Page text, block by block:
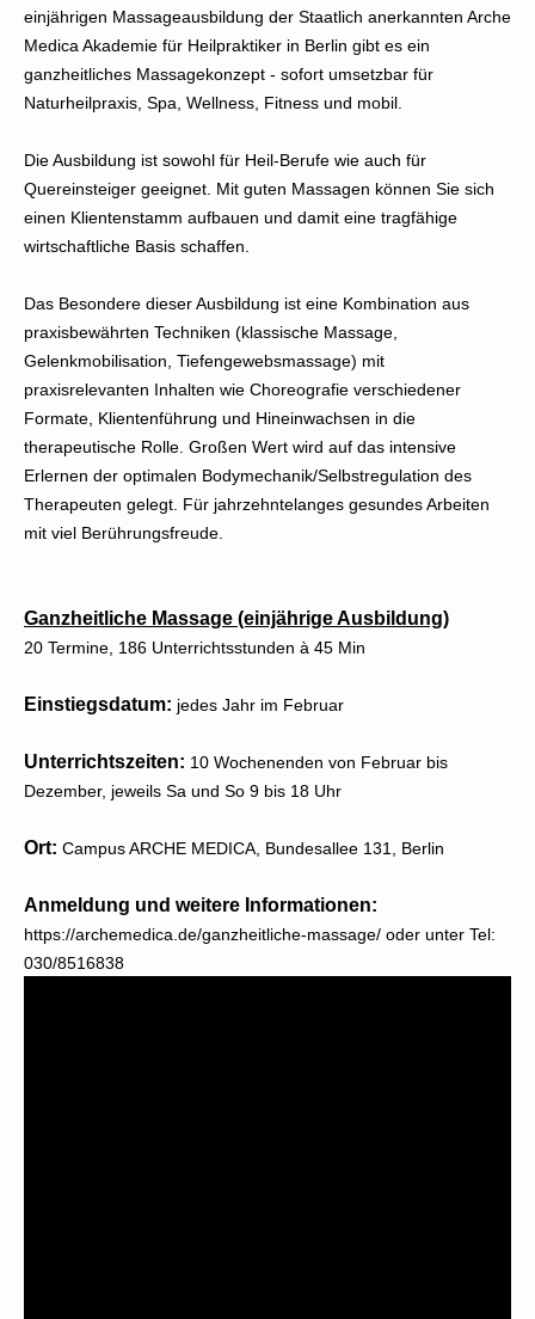
einjährigen Massageausbildung der Staatlich anerkannten Arche
Medica Akademie für Heilpraktiker in Berlin gibt es ein
ganzheitliches Massagekonzept - sofort umsetzbar für
Naturheilpraxis, Spa, Wellness, Fitness und mobil.
Die Ausbildung ist sowohl für Heil-Berufe wie auch für
Quereinsteiger geeignet. Mit guten Massagen können Sie sich
einen Klientenstamm aufbauen und damit eine tragfähige
wirtschaftliche Basis schaffen.
Das Besondere dieser Ausbildung ist eine Kombination aus
praxisbewährten Techniken (klassische Massage,
Gelenkmobilisation, Tiefengewebsmassage) mit
praxisrelevanten Inhalten wie Choreografie verschiedener
Formate, Klientenführung und Hineinwachsen in die
therapeutische Rolle. Großen Wert wird auf das intensive
Erlernen der optimalen Bodymechanik/Selbstregulation des
Therapeuten gelegt. Für jahrzehntelanges gesundes Arbeiten
mit viel Berührungsfreude.
Ganzheitliche Massage (einjährige Ausbildung)
20 Termine, 186 Unterrichtsstunden à 45 Min
Einstiegsdatum: jedes Jahr im Februar
Unterrichtszeiten: 10 Wochenenden von Februar bis
Dezember, jeweils Sa und So 9 bis 18 Uhr
Ort: Campus ARCHE MEDICA, Bundesallee 131, Berlin
Anmeldung und weitere Informationen:
https://archemedica.de/ganzheitliche-massage/ oder unter Tel:
030/8516838